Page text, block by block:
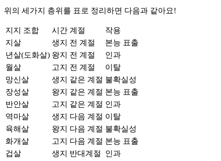
위의 세가지 층위를 표로 정리하면 다음과 같아요!
지지 조합 시간 계절
작용
지살
생지 전 계절
본능 표출
년살(도화살) 왕지 전 계절
인과
월살
고지 전 계절
이탈
망신살
생지 같은 계절 불확실성
장성살
왕지 같은 계절 본능 표출
반안살
고지 같은 계절 인과
역마살
생지 다음 계절 이탈
육해살
왕지 다음 계절 불확실성
화개살
고지 다음 계절 본능 표출
겁살
생지 반대계절
인과